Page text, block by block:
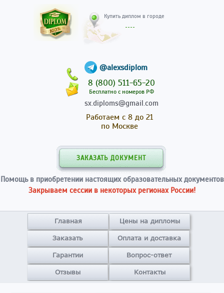
@alexsdiplom
8 (800) 511-65-20
Бесплатно с номеров РФ
sx.diploms@gmail.com
Работаем с 8 до 21
по Москве
ЗАКАЗАТЬ ДОКУМЕНТ
Помощь в приобретении настоящих образовательных документов
Закрываем сессии в некоторых регионах России!
Главная Цены на дипломы
Заказать Оплата и доставка
Гарантии Вопрос-ответ
Отзывы Контакты